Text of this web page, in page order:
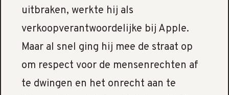
uitbraken, werkte hij als
verkoopverantwoordelijke bij Apple.
Maar al snel ging hij mee de straat op
om respect voor de mensenrechten af
te dwingen en het onrecht aan te